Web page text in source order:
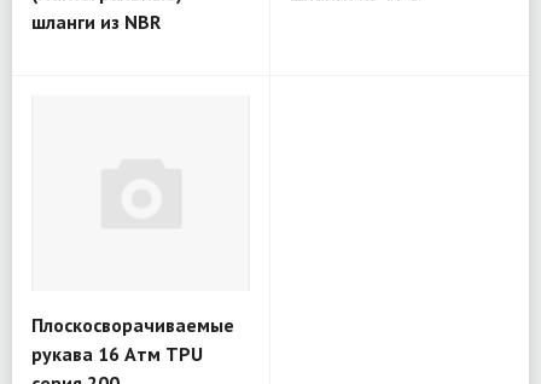
шланги из NBR
Плоскосворачиваемые
рукава 16 Атм TPU